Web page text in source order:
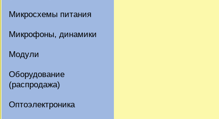
Микросхемы питания
Микрофоны, динамики
Модули
Оборудование
(распродажа)
Оптоэлектроника